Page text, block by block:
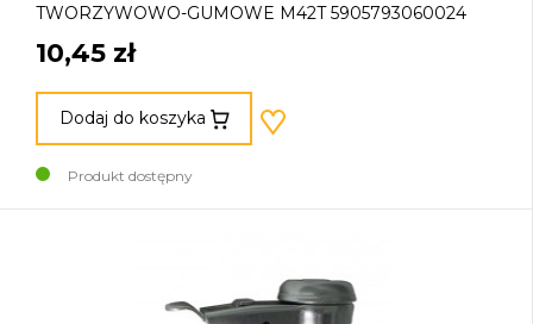
TWORZYWOWO-GUMOWE M42T 5905793060024
10,45 zł
Dodaj do koszyka
Produkt dostępny